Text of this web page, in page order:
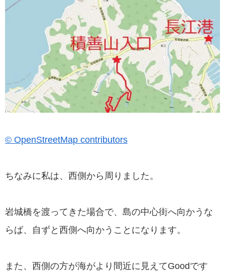
© OpenStreetMap contributors
ちなみに私は、西側から周りました。
岩城橋を渡ってきた場合で、島の中心街へ向かうな
らば、自ずと西側へ向かうことになります。
また、西側の方が海がより間近に見えてGoodです